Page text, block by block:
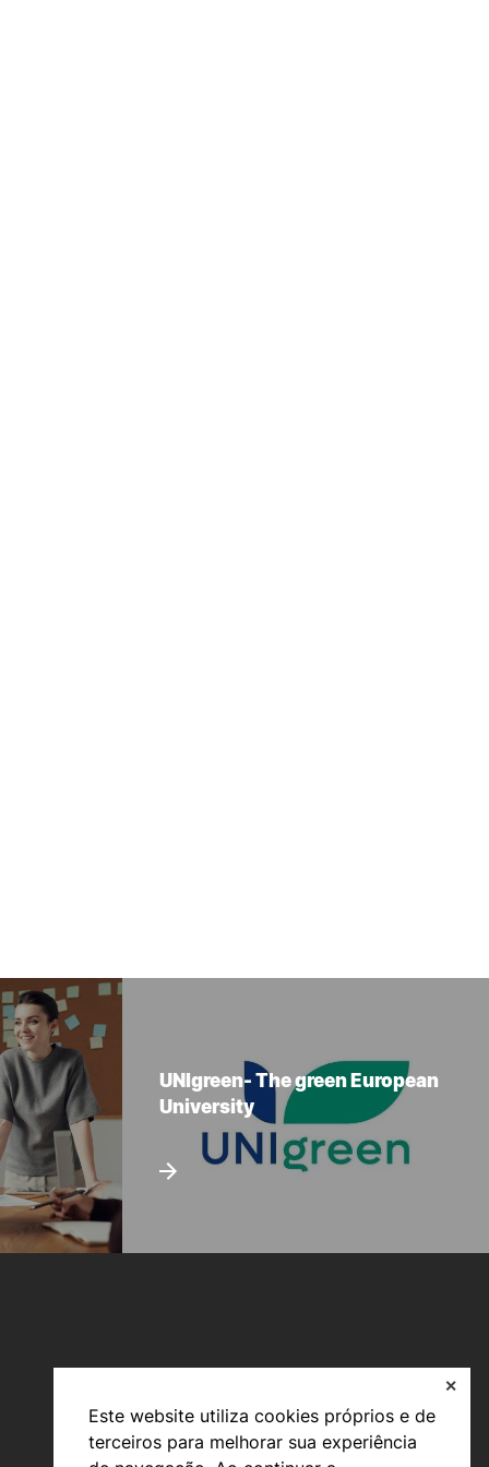
Este website utiliza cookies próprios e de
terceiros para melhorar sua experiência
✕
UNIgreen- The green European
University